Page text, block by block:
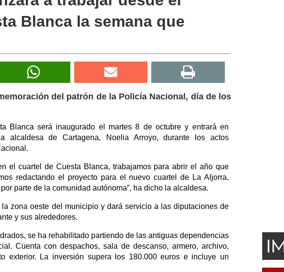
Blanca la semana que
del patrón de la Policía Nacional, día de los
Blanca será inaugurado el martes 8 de octubre y entrará en
alcaldesa de Cartagena, Noelia Arroyo, durante los actos
el cuartel de Cuesta Blanca, trabajamos para abrir el año que
redactando el proyecto para el nuevo cuartel de La Aljorra,
parte de la comunidad autónoma”, ha dicho la alcaldesa.
zona oeste del municipio y dará servicio a las diputaciones de
y sus alrededores.
se ha rehabilitado partiendo de las antiguas dependencias
Cuenta con despachos, sala de descanso, armero, archivo,
exterior. La inversión supera los 180.000 euros e incluye un